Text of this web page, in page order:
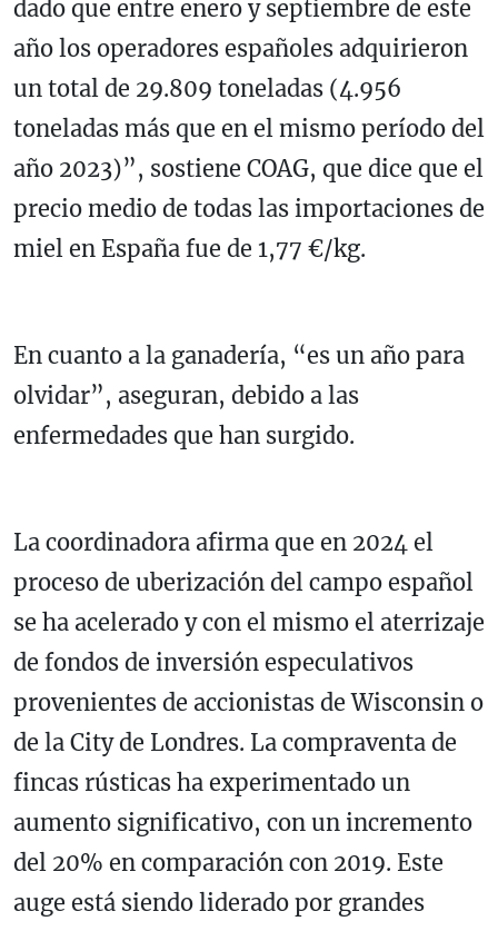
dado que entre enero y septiembre de este
año los operadores españoles adquirieron
un total de 29.809 toneladas (4.956
toneladas más que en el mismo período del
año 2023)”, sostiene COAG, que dice que el
precio medio de todas las importaciones de
miel en España fue de 1,77 €/kg.
En cuanto a la ganadería, “es un año para
olvidar”, aseguran, debido a las
enfermedades que han surgido.
La coordinadora afirma que en 2024 el
proceso de uberización del campo español
se ha acelerado y con el mismo el aterrizaje
de fondos de inversión especulativos
provenientes de accionistas de Wisconsin o
de la City de Londres. La compraventa de
fincas rústicas ha experimentado un
aumento significativo, con un incremento
del 20% en comparación con 2019. Este
auge está siendo liderado por grandes